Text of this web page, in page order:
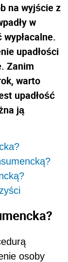
na wyjście z
w
upadłości
Zanim
warto
upadłość
ją
osoby